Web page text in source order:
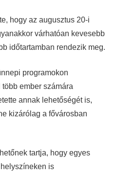
hogy az augusztus 20-i
várhatóan kevesebb
időtartamban rendezik meg.
programokon
ember számára
annak lehetőségét is,
kizárólag a fővárosban
tartja, hogy egyes
is